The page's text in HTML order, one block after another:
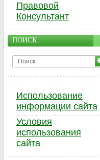
Правовой
Консультант
ПОИСК
Использование
информации сайта
Условия
использования
сайта